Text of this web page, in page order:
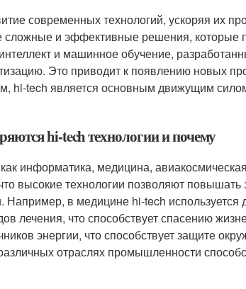
современных технологий, ускоряя их
сложные и эффективные решения, которые
и машинное обучение,
Это приводит к появлению новых
hi-tech является основным движущим силом
hi-tech технологии и почему
информатика, медицина,
высокие технологии позволяют
Например, в медицине hi-tech используется
лечения, что способствует спасению
энергии, что способствует защите
отраслях промышленности